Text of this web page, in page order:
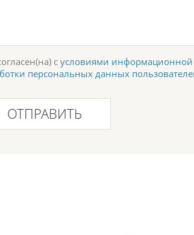
сусловиями информационной
персональных данных
ОТПРАВИТЬ